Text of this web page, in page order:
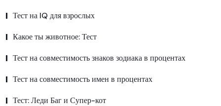
Тест на IQ для взрослых
Какое ты животное: Тест
Тест на совместимость знаков зодиака в процентах
Тест на совместимость имен в процентах
Тест: Леди Баг и Супер-кот